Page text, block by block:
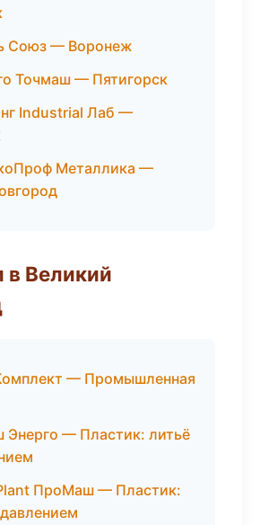
Союз — Воронеж
Точмаш — Пятигорск
Industrial Лаб —
Металлика —
в Великий
— Промышленная
Энерго — Пластик: литьё
ПроМаш — Пластик: